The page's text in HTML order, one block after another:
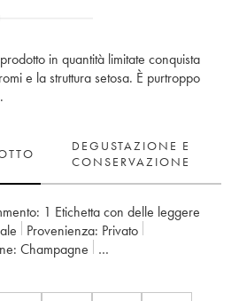
in quantità limitate conquista
e la struttura setosa. È purtroppo
DEGUSTAZIONE E
CONSERVAZIONE
1 Etichetta con delle leggere
Provenienza:
privato
Champagne